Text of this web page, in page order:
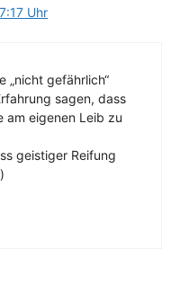
Uhr
„nicht gefährlich“
sagen, dass
am eigenen Leib zu
geistiger Reifung